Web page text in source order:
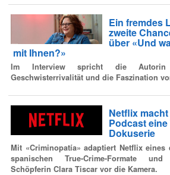
Ein fremdes
zweite
über «Und
mit Ihnen?»
Im Interview spricht die Autorin
Geschwisterrivalität und die Faszination
Netflix
Podcast
Dokuserie
Mit «Criminopatía» adaptiert Netflix eines
spanischen True-Crime-Formate
Schöpferin Clara Tiscar vor die Kamera.